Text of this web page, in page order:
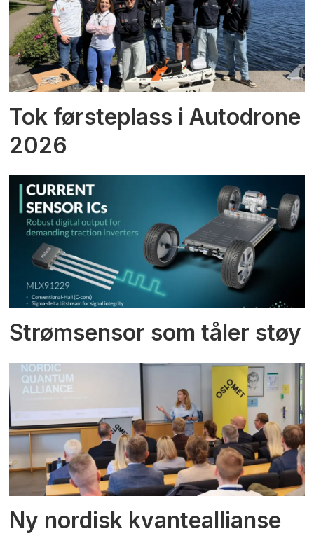
Tok førsteplass i Autodrone
2026
Strømsensor som tåler støy
Ny nordisk kvanteallianse